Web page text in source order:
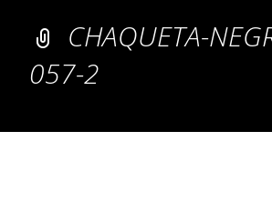
CHAQUETA-
057-2